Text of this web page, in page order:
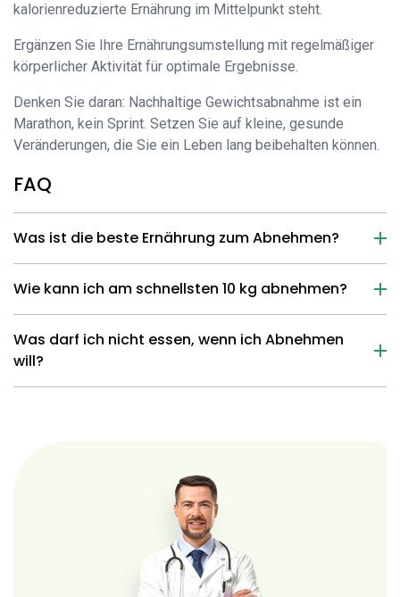
kalorienreduzierte Ernährung im Mittelpunkt steht.
Ergänzen Sie Ihre Ernährungsumstellung mit regelmäßiger
körperlicher Aktivität für optimale Ergebnisse.
Denken Sie daran: Nachhaltige Gewichtsabnahme ist ein
Marathon, kein Sprint. Setzen Sie auf kleine, gesunde
Veränderungen, die Sie ein Leben lang beibehalten können.
FAQ
Was ist die beste Ernährung zum Abnehmen?
Wie kann ich am schnellsten 10 kg abnehmen?
Was darf ich nicht essen, wenn ich Abnehmen
will?